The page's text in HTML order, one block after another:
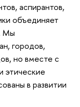
аспирантов,
объединяет
Мы
городов,
но вместе с
этические
в развитии